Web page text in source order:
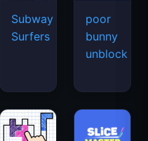
Subway
Surfers
poor
bunny
unblock